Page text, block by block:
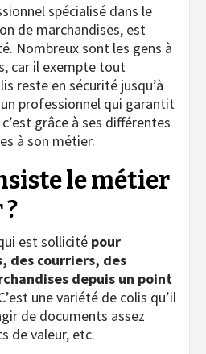
spécialisé dans le
de marchandises, est
Nombreux sont les gens à
car il exempte tout
reste en sécurité jusqu’à
professionnel qui garantit
grâce à ses différentes
à son métier.
le métier
est sollicité pour
des courriers, des
depuis un point
une variété de colis qu’il
de documents assez
de valeur, etc.